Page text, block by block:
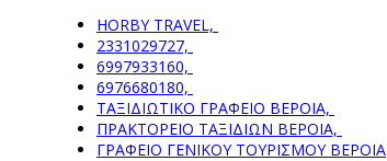
HORBY TRAVEL,
2331029727,
6997933160,
6976680180,
ΤΑΞΙΔΙΩΤΙΚΟ ΓΡΑΦΕΙΟ ΒΕΡΟΙΑ,
ΠΡΑΚΤΟΡΕΙΟ ΤΑΞΙΔΙΩΝ ΒΕΡΟΙΑ,
ΓΡΑΦΕΙΟ ΓΕΝΙΚΟΥ ΤΟΥΡΙΣΜΟΥ ΒΕΡΟΙΑ